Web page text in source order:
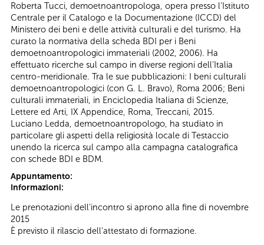
Roberta Tucci, demoetnoantropologa, opera presso l’Istituto
Centrale per il Catalogo e la Documentazione (ICCD) del
Ministero dei beni e delle attività culturali e del turismo. Ha
curato la normativa della scheda BDI per i Beni
demoetnoantropologici immateriali (2002, 2006). Ha
effettuato ricerche sul campo in diverse regioni dell’Italia
centro-meridionale. Tra le sue pubblicazioni: I beni culturali
demoetnoantropologici (con G. L. Bravo), Roma 2006; Beni
culturali immateriali, in Enciclopedia Italiana di Scienze,
Lettere ed Arti, IX Appendice, Roma, Treccani, 2015.
Luciano Ledda, demoetnoantropologo, ha studiato in
particolare gli aspetti della religiosità locale di Testaccio
unendo la ricerca sul campo alla campagna catalografica
con schede BDI e BDM.
Appuntamento:
Informazioni:
Le prenotazioni dell'incontro si aprono alla fine di novembre
2015
È previsto il rilascio dell’attestato di formazione.